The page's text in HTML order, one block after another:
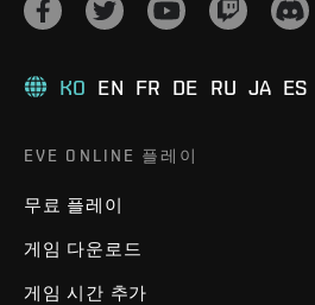
KO EN FR DE RU JA ES
EVE ONLINE 플레이
무료 플레이
게임 다운로드
게임 시간 추가